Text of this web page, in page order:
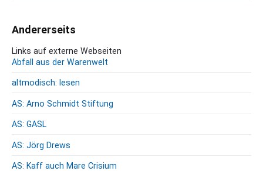
iAndererseits
Links auf externe Webseiten
Abfall aus der Warenwelt
altmodisch: lesen
AS: Arno Schmidt Stiftung
AS: GASL
AS: Jörg Drews
AS: Kaff auch Mare Crisium